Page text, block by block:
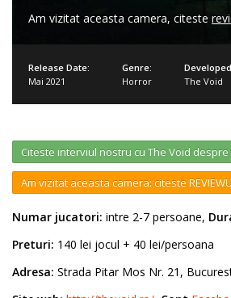
Am vizitat aceasta camera, citeste
Release Date:
Mai 2021
Genre:
Horror
The Void
Citeste interviul nostru cu The Void
Am vizitat aceasta camera: citeste
Numar jucatori: intre 2-7 persoane,
Preturi: 140 lei jocul + 40 lei/persoana
Adresa: Strada Pitar Mos Nr. 21,